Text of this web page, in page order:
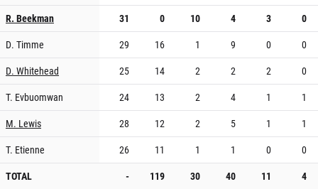
R. Beekman
31 0 10 4 3
0
D. Timme
29 16 1 9 0
0
D. Whitehead
25 14 2 2 2
0
T. Evbuomwan
24 13 2 4 1
1
M. Lewis
28 12 2 5 1
1
T. Etienne
26 11 1 1 0
0
TOTAL
- 119 30 40 11 4